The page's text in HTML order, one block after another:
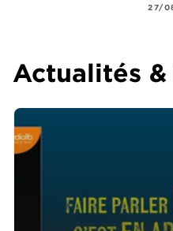
27/
Actualités